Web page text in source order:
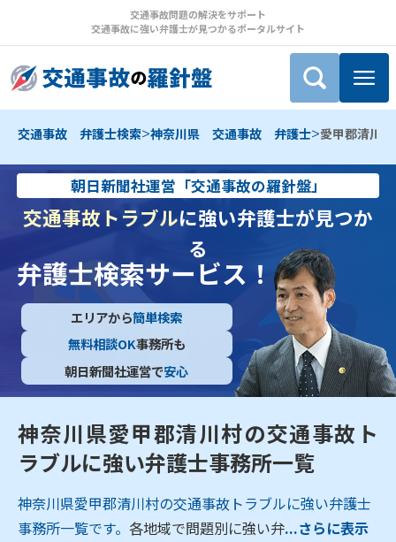
交通事故問題の解決をサポート
交通事故に強い弁護士が見つかるポータルサイト
交通事故 弁護士検索>神奈川県 交通事故 弁護士>愛甲郡清川
朝日新聞社運営「交通事故の羅針盤」
交通事故トラブルに強い弁護士が見つか
る
弁護士検索サービス！
エリアから簡単検索
無料相談OK事務所も
朝日新聞社運営で安心
神奈川県愛甲郡清川村の交通事故ト
ラブルに強い弁護士事務所一覧
神奈川県愛甲郡清川村の交通事故トラブルに強い弁護士
事務所一覧です。各地域で問題別に強い弁...さらに表示